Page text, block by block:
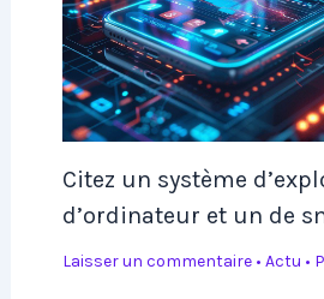
Citez un système
d’ordinateur et un de
Laisser un commentaire • Actu •